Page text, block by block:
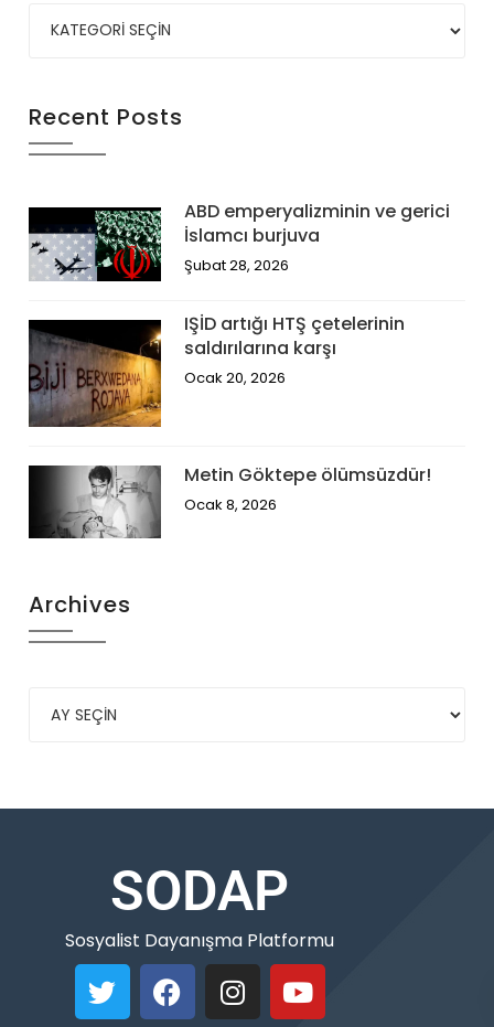
Recent Posts
ABD emperyalizminin ve gerici
İslamcı burjuva
Şubat 28, 2026
IŞİD artığı HTŞ çetelerinin
saldırılarına karşı
Ocak 20, 2026
Metin Göktepe ölümsüzdür!
Ocak 8, 2026
Archives
SODAP
Sosyalist Dayanışma Platformu